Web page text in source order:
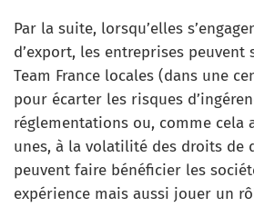
Par la suite, lorsqu’elles
d’export, les entreprises peuvent
Team France locales (dans une
pour écarter les risques
réglementations ou, comme cela
unes, à la volatilité des droits de
peuvent faire bénéficier les
expérience mais aussi jouer un